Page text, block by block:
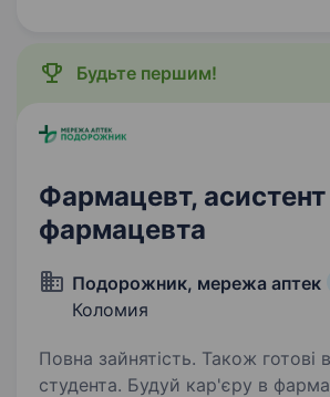
Будьте першим!
Фармацевт, асистент
фармацевта
Подорожник, мережа аптек
Коломия
Повна зайнятість. Також готові
студента. Будуй кар'єру в фармації разом з